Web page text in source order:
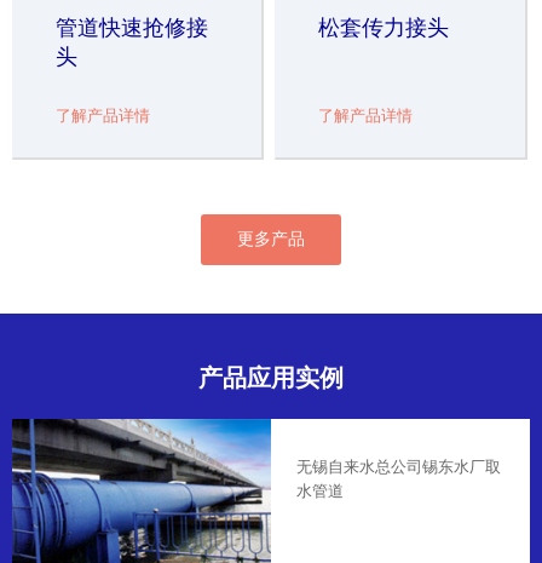
管道快速抢修接
头
了解产品详情
松套传力接头
了解产品详情
更多产品
产品应用实例
无锡自来水总公司锡东水厂取
水管道